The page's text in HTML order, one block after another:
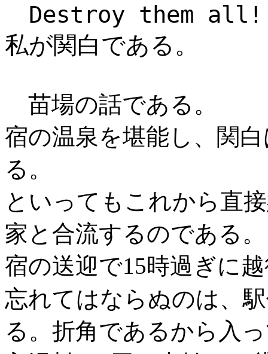
Destroy them all!
私が関白である。
苗場の話である。
宿の温泉を堪能し、関
る。
といってもこれから直接
家と合流するのである。
宿の送迎で15時過ぎに
忘れてはならぬのは、
る。折角であるから入